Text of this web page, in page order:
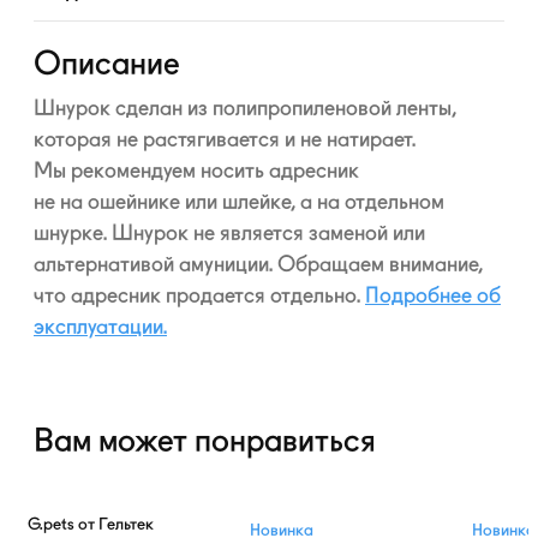
Развернуть
Описание
Шнурок сделан из полипропиленовой ленты,
которая не растягивается и не натирает.
Мы рекомендуем носить адресник
не на ошейнике или шлейке, а на отдельном
шнурке. Шнурок не является заменой или
альтернативой амуниции. Обращаем внимание,
что адресник продается отдельно. Подробнее об
эксплуатации.
Вам может понравиться
G.pets от Гельтек
Новинка
Новинка